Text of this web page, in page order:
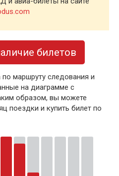
билетов
маршруту следования и
на диаграмме с
образом, вы можете
поездки и купить билет по